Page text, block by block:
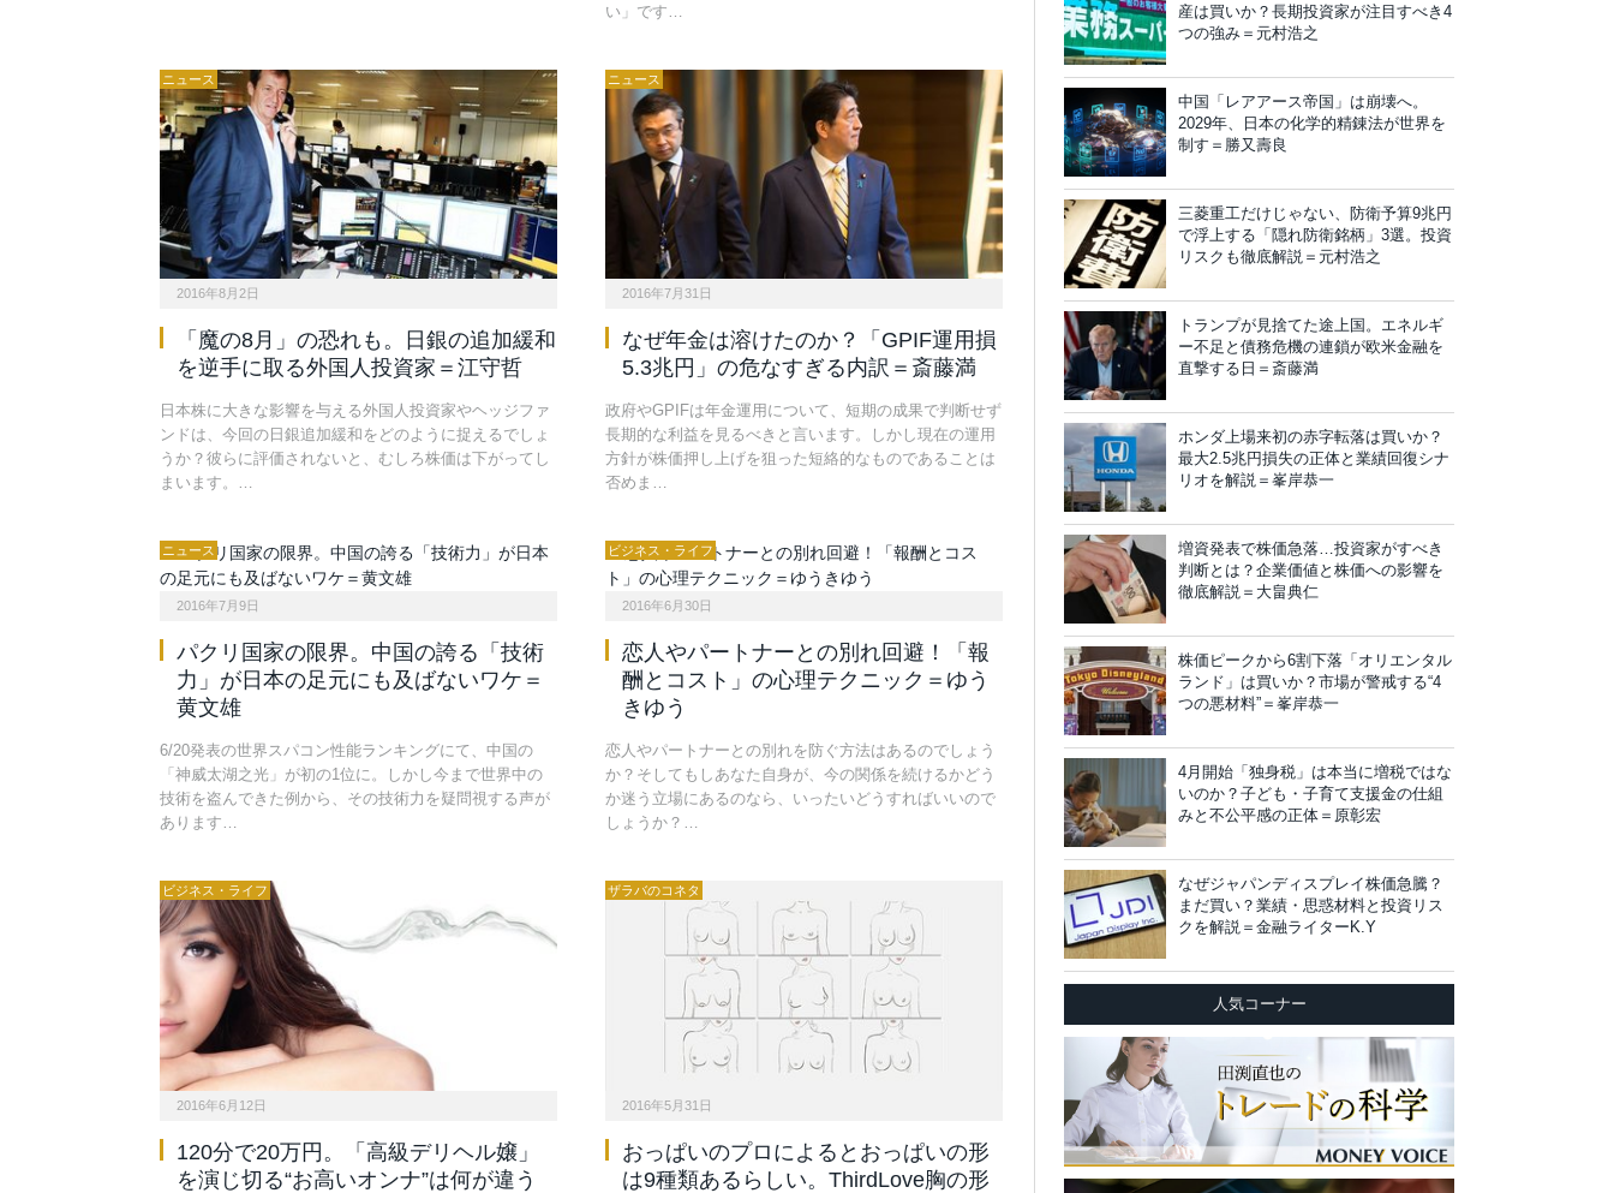
い」です…
ニュース
2016年8月2日
「魔の8月」の恐れも。日銀の追加緩和
を逆手に取る外国人投資家＝江守哲
日本株に大きな影響を与える外国人投資家やヘッジファ
ンドは、今回の日銀追加緩和をどのように捉えるでしょ
うか？彼らに評価されないと、むしろ株価は下がってし
まいます。…
ニュース
2016年7月31日
なぜ年金は溶けたのか？「GPIF運用損
5.3兆円」の危なすぎる内訳＝斎藤満
政府やGPIFは年金運用について、短期の成果で判断せず
長期的な利益を見るべきと言います。しかし現在の運用
方針が株価押し上げを狙った短絡的なものであることは
否めま…
ニュース
2016年7月9日
パクリ国家の限界。中国の誇る「技術
力」が日本の足元にも及ばないワケ＝
黄文雄
6/20発表の世界スパコン性能ランキングにて、中国の
「神威太湖之光」が初の1位に。しかし今まで世界中の
技術を盗んできた例から、その技術力を疑問視する声が
あります…
ビジネス・ライフ
2016年6月30日
恋人やパートナーとの別れ回避！「報
酬とコスト」の心理テクニック＝ゆう
きゆう
恋人やパートナーとの別れを防ぐ方法はあるのでしょう
か？そしてもしあなた自身が、今の関係を続けるかどう
か迷う立場にあるのなら、いったいどうすればいいので
しょうか？…
ビジネス・ライフ
2016年6月12日
120分で20万円。「高級デリヘル嬢」
を演じ切る“お高いオンナ”は何が違う
ザラバのコネタ
2016年5月31日
おっぱいのプロによるとおっぱいの形
は9種類あるらしい。ThirdLove胸の形
産は買いか？長期投資家が注目すべき4
つの強み＝元村浩之
中国「レアアース帝国」は崩壊へ。
2029年、日本の化学的精錬法が世界を
制す＝勝又壽良
三菱重工だけじゃない、防衛予算9兆円
で浮上する「隠れ防衛銘柄」3選。投資
リスクも徹底解説＝元村浩之
トランプが見捨てた途上国。エネルギ
ー不足と債務危機の連鎖が欧米金融を
直撃する日＝斎藤満
ホンダ上場来初の赤字転落は買いか？
最大2.5兆円損失の正体と業績回復シナ
リオを解説＝峯岸恭一
増資発表で株価急落…投資家がすべき
判断とは？企業価値と株価への影響を
徹底解説＝大畠典仁
株価ピークから6割下落「オリエンタル
ランド」は買いか？市場が警戒する“4
つの悪材料”＝峯岸恭一
4月開始「独身税」は本当に増税ではな
いのか？子ども・子育て支援金の仕組
みと不公平感の正体＝原彰宏
なぜジャパンディスプレイ株価急騰？
まだ買い？業績・思惑材料と投資リス
クを解説＝金融ライターK.Y
人気コーナー